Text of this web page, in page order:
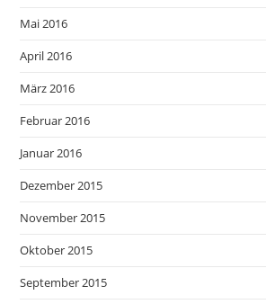
Mai 2016
April 2016
März 2016
Februar 2016
Januar 2016
Dezember 2015
November 2015
Oktober 2015
September 2015